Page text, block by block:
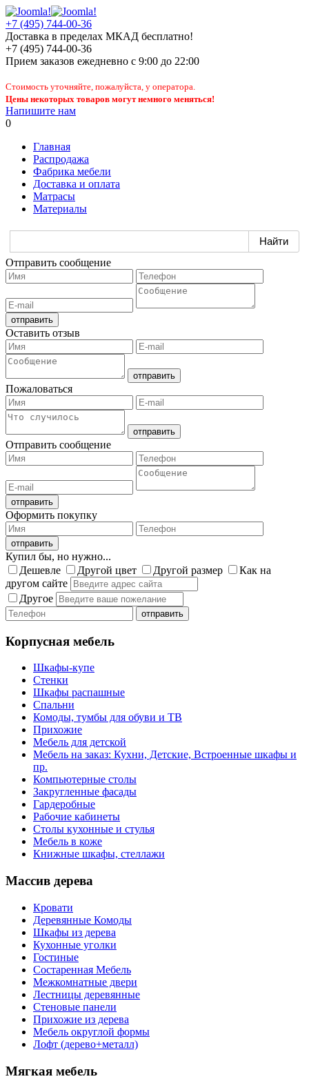
+7 (495) 744-00-36
Доставка в пределах МКАД бесплатно!
+7 (495) 744-00-36
Прием заказов ежедневно с 9:00 до 22:00
Стоимость уточняйте, пожалуйста, у оператора.
Цены некоторых товаров могут немного меняться!
Напишите нам
0
Главная
Распродажа
Фабрика мебели
Доставка и оплата
Матрасы
Материалы
Отправить сообщение
Оставить отзыв
Пожаловаться
Отправить сообщение
Оформить покупку
Купил бы, но нужно...
Дешевле
Другой цвет Другой размер
Как на
другом сайте
Другое
Корпусная мебель
Шкафы-купе
Стенки
Шкафы распашные
Спальни
Комоды, тумбы для обуви и ТВ
Прихожие
Мебель для детской
Мебель на заказ: Кухни, Детские, Встроенные шкафы и
пр.
Компьютерные столы
Закругленные фасады
Гардеробные
Рабочие кабинеты
Столы кухонные и стулья
Мебель в коже
Книжные шкафы, стеллажи
Массив дерева
Кровати
Деревянные Комоды
Шкафы из дерева
Кухонные уголки
Гостиные
Состаренная Мебель
Межкомнатные двери
Лестницы деревянные
Стеновые панели
Прихожие из дерева
Мебель округлой формы
Лофт (дерево+металл)
Мягкая мебель